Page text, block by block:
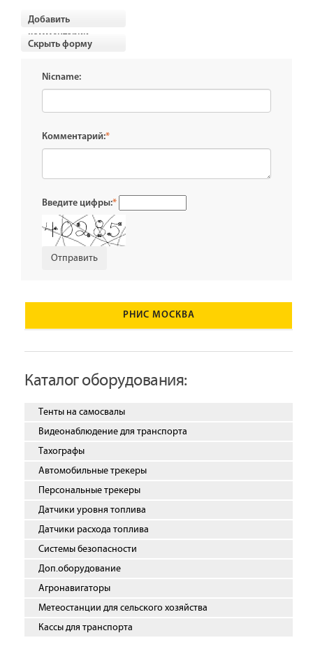
Добавить
комментарии
Скрыть форму
Nicname:
Комментарий:*
Введите цифры:*
РНИС МОСКВА
Каталог оборудования:
Тенты на самосвалы
Видеонаблюдение для транспорта
Тахографы
Автомобильные трекеры
Персональные трекеры
Датчики уровня топлива
Датчики расхода топлива
Системы безопасности
Доп.оборудование
Агронавигаторы
Метеостанции для сельского хозяйства
Кассы для транспорта